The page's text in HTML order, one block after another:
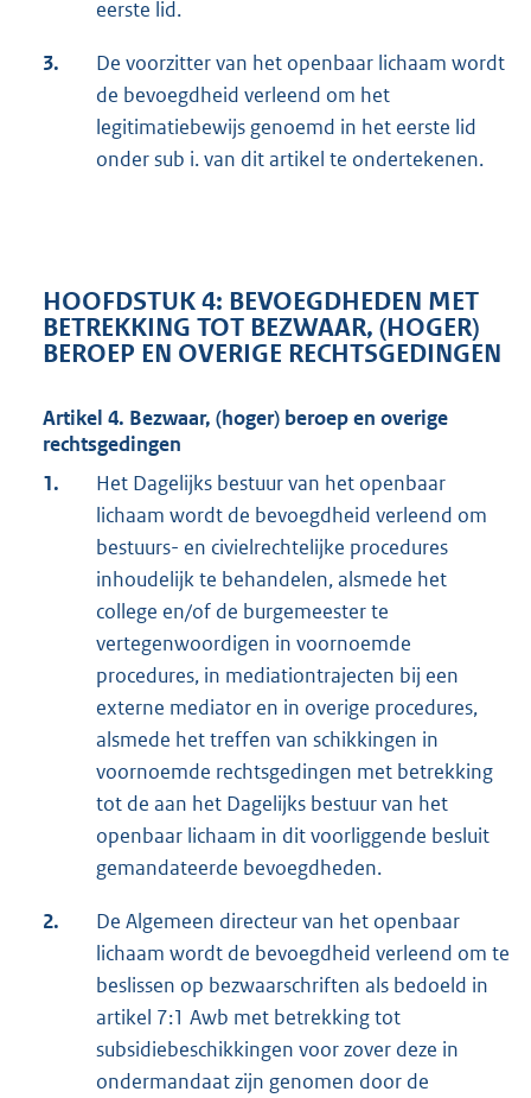
eerste lid.
3.
De voorzitter van het openbaar lichaam wordt
de bevoegdheid verleend om het
legitimatiebewijs genoemd in het eerste lid
onder sub i. van dit artikel te ondertekenen.
HOOFDSTUK 4: BEVOEGDHEDEN MET
BETREKKING TOT BEZWAAR, (HOGER)
BEROEP EN OVERIGE RECHTSGEDINGEN
Artikel 4. Bezwaar, (hoger) beroep en overige
rechtsgedingen
1.
Het Dagelijks bestuur van het openbaar
lichaam wordt de bevoegdheid verleend om
bestuurs- en civielrechtelijke procedures
inhoudelijk te behandelen, alsmede het
college en/of de burgemeester te
vertegenwoordigen in voornoemde
procedures, in mediationtrajecten bij een
externe mediator en in overige procedures,
alsmede het treffen van schikkingen in
voornoemde rechtsgedingen met betrekking
tot de aan het Dagelijks bestuur van het
openbaar lichaam in dit voorliggende besluit
gemandateerde bevoegdheden.
2.
De Algemeen directeur van het openbaar
lichaam wordt de bevoegdheid verleend om te
beslissen op bezwaarschriften als bedoeld in
artikel 7:1 Awb met betrekking tot
subsidiebeschikkingen voor zover deze in
ondermandaat zijn genomen door de